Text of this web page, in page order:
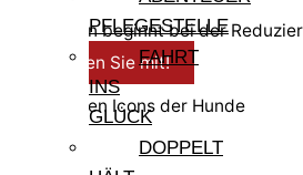
PFLEGESTELLE
FAHRT
INS
GLÜCK
DOPPELT
Prävention beginnt bei der
Spenden Sie mit!
Infos zu den Icons der Hunde